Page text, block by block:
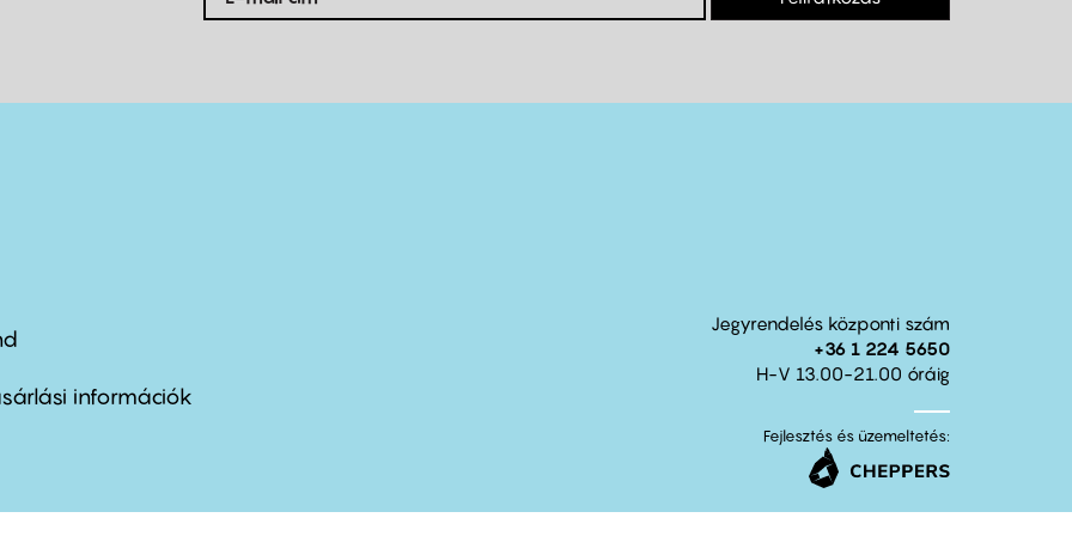
információk
Jegyrendelés központi szám
+36 1 224 5650
H-V 13.00-21.00 óráig
Fejlesztés és üzemeltetés: